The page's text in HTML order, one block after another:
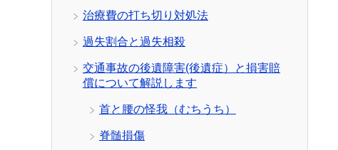
治療費の打ち切り対処法
過失割合と過失相殺
交通事故の後遺障害(後遺症）と損害賠
償について解説します
首と腰の怪我（むちうち）
脊髄損傷